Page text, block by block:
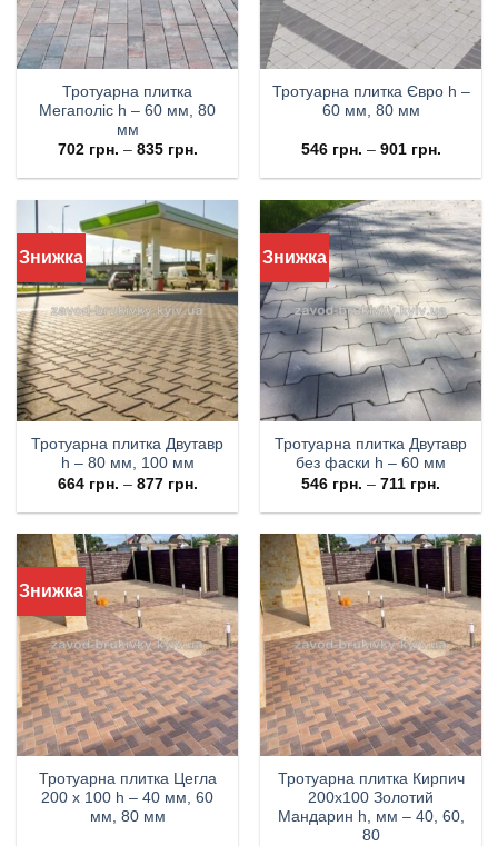
Тротуарна плитка
Мегаполіс h – 60 мм, 80
мм
702 грн. – 835 грн.
Тротуарна плитка Євро h –
60 мм, 80 мм
546 грн. – 901 грн.
Знижка
Тротуарна плитка Двутавр
h – 80 мм, 100 мм
664 грн. – 877 грн.
Знижка
Тротуарна плитка Двутавр
без фаски h – 60 мм
546 грн. – 711 грн.
Знижка
Тротуарна плитка Цегла
200 х 100 h – 40 мм, 60
мм, 80 мм
Тротуарна плитка Кирпич
200х100 Золотий
Мандарин h, мм – 40, 60,
80